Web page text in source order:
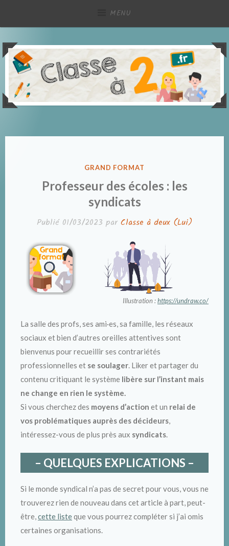
principal
MENU
Classe à deux
PUBLIÉ
GRAND FORMAT
Professeur des écoles : les
syndicats
Publié 01/03/2023 par Classe à deux (Lui)
Illustration :https://undraw.co/
La salle des profs, ses ami·es, sa famille, les réseaux
sociaux et bien d’autres oreilles attentives sont
bienvenus pour recueillir ses contrariétés
professionnelles et se soulager . Liker et partager du
contenu critiquant le système libère sur l’instant mais
ne change en rien le système.
Si vous cherchez des moyens d’action et un relai de
vos problématiques auprès des décideurs
intéressez-vous de plus près aux syndicats
– QUELQUES EXPLICATIONS –
Si le monde syndical n’a pas de secret pour vous, vous ne
trouverez rien de nouveau dans cet article à part, peut-
être,cette listeque vous pourrez compléter si j’ai omis
certaines organisations.